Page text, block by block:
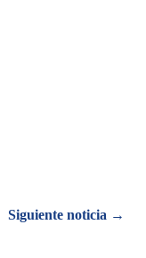
Siguiente noticia →